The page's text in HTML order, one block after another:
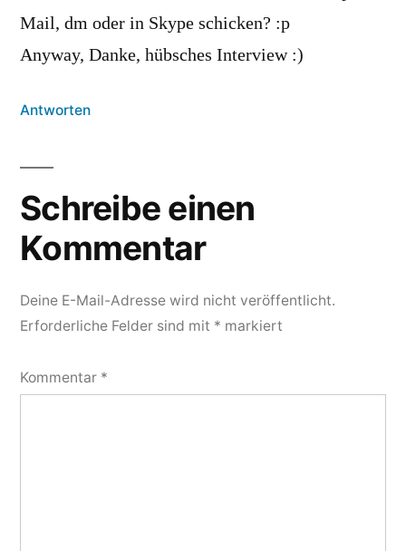
Mail, dm oder in Skype schicken? :p
Anyway, Danke, hübsches Interview :)
Antworten
Schreibe einen
Kommentar
Deine E-Mail-Adresse wird nicht veröffentlicht.
Erforderliche Felder sind mit * markiert
Kommentar *